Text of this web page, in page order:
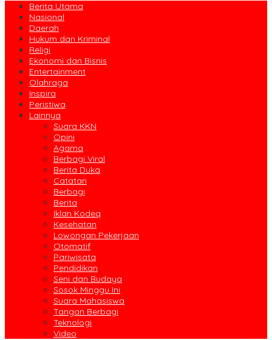
Berita Utama
Nasional
Daerah
Hukum dan Kriminal
Religi
Ekonomi dan Bisnis
Entertainment
Olahraga
Inspira
Peristiwa
Lainnya
Suara KKN
Opini
Agama
Berbagi Viral
Berita Duka
Catatan
Berbagi
Berita
Iklan Kodeq
Kesehatan
Lowongan Pekerjaan
Otomatif
Pariwisata
Pendidikan
Seni dan Budaya
Sosok Minggu Ini
Suara Mahasiswa
Tangan Berbagi
Teknologi
Video